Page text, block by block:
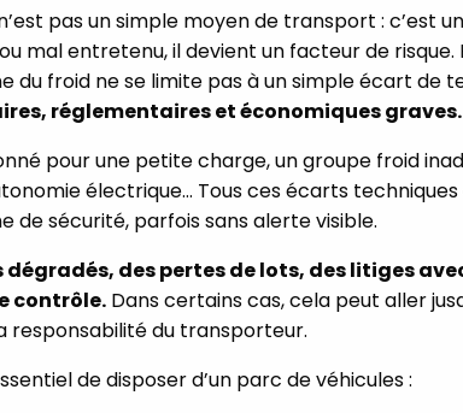
pas un simple moyen de transport : c’est
mal entretenu, il devient un facteur de
du froid ne se limite pas à un simple écart de
réglementaires et économiques graves.
pour une petite charge, un groupe froid
électrique… Tous ces écarts
de sécurité, parfois sans alerte visible.
des pertes de lots, des litiges
contrôle. Dans certains cas, cela peut aller
responsabilité du transporteur.
de disposer d’un parc de véhicules :